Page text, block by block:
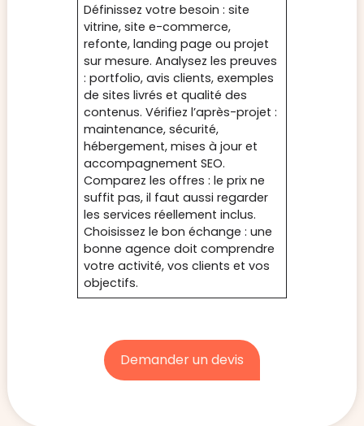
Définissez votre besoin : site
vitrine, site e-commerce,
refonte, landing page ou projet
sur mesure. Analysez les preuves
: portfolio, avis clients, exemples
de sites livrés et qualité des
contenus. Vérifiez l’après-projet :
maintenance, sécurité,
hébergement, mises à jour et
accompagnement SEO.
Comparez les offres : le prix ne
suffit pas, il faut aussi regarder
les services réellement inclus.
Choisissez le bon échange : une
bonne agence doit comprendre
votre activité, vos clients et vos
objectifs.
Demander un devis